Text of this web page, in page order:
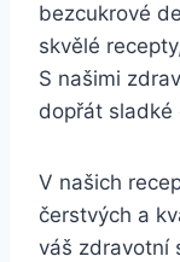
bezcukrové
skvělé
S našimi
dopřát sladké
V našich
čerstvých a
váš zdravotní⁤